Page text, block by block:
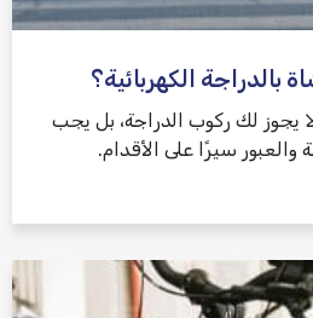
بالدراجة الكهربائية؟
يجوز لك ركوب الدراجة، بل يجب
سيرًا على الأقدام.